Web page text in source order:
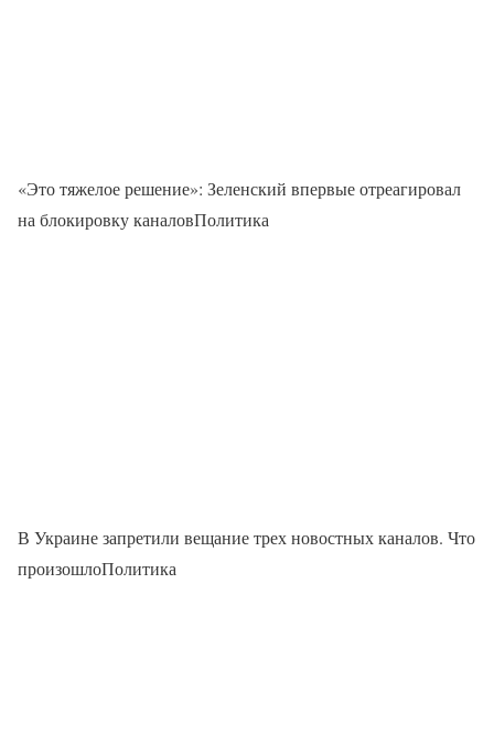
«Это тяжелое решение»: Зеленский впервые отреагировал
на блокировку каналовПолитика
В Украине запретили вещание трех новостных каналов. Что
произошлоПолитика